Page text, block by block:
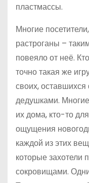
пластмассы.
Многие
растроганы –
повеяло от неё.
точно такая же
своих,
дедушками.
их дома, кто-то
ощущения
каждой из этих
которые захотели
сокровищами.